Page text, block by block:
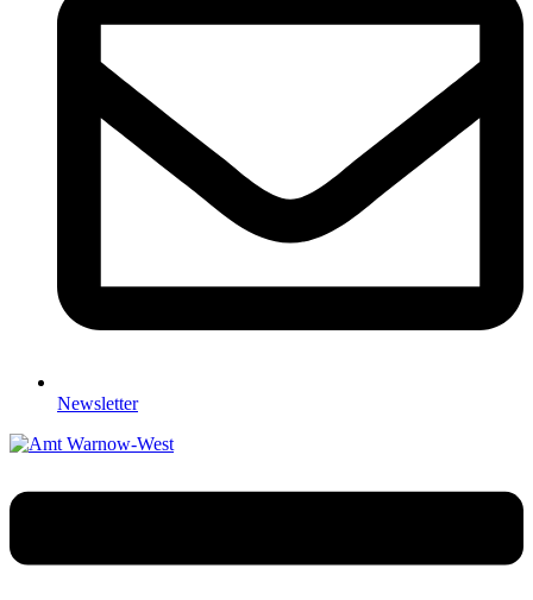
Newsletter